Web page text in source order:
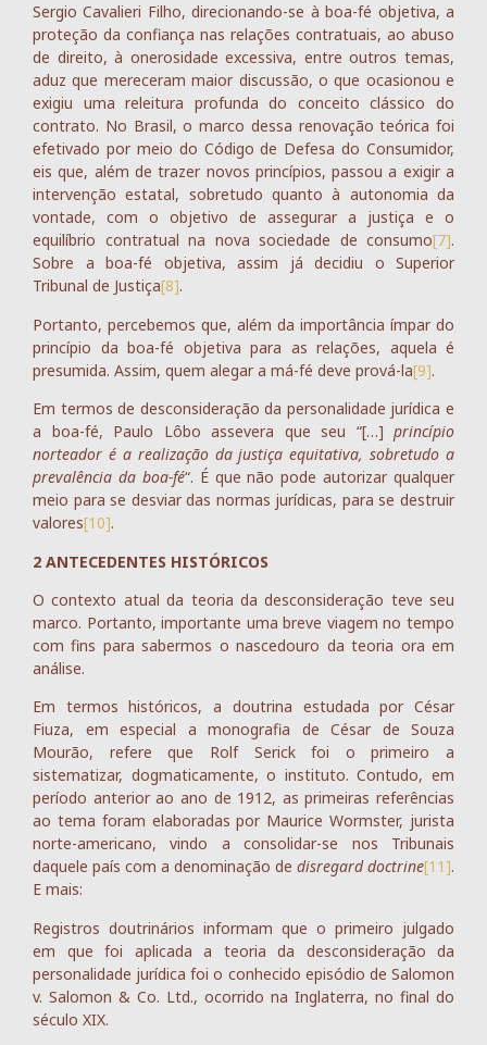
Sergio Cavalieri Filho, direcionando-se à boa-fé objetiva, a
proteção da confiança nas relações contratuais, ao abuso
de direito, à onerosidade excessiva, entre outros temas,
aduz que mereceram maior discussão, o que ocasionou e
exigiu uma releitura profunda do conceito clássico do
contrato. No Brasil, o marco dessa renovação teórica foi
efetivado por meio do Código de Defesa do Consumidor,
eis que, além de trazer novos princípios, passou a exigir a
intervenção estatal, sobretudo quanto à autonomia da
vontade, com o objetivo de assegurar a justiça e o
equilíbrio contratual na nova sociedade de consumo[7].
Sobre a boa-fé objetiva, assim já decidiu o Superior
Tribunal de Justiça[8].
Portanto, percebemos que, além da importância ímpar do
princípio da boa-fé objetiva para as relações, aquela é
presumida. Assim, quem alegar a má-fé deve prová-la[9].
Em termos de desconsideração da personalidade jurídica e
a boa-fé, Paulo Lôbo assevera que seu “[…] princípio
norteador é a realização da justiça equitativa, sobretudo a
prevalência da boa-fé“. É que não pode autorizar qualquer
meio para se desviar das normas jurídicas, para se destruir
valores[10].
2 ANTECEDENTES HISTÓRICOS
O contexto atual da teoria da desconsideração teve seu
marco. Portanto, importante uma breve viagem no tempo
com fins para sabermos o nascedouro da teoria ora em
análise.
Em termos históricos, a doutrina estudada por César
Fiuza, em especial a monografia de César de Souza
Mourão, refere que Rolf Serick foi o primeiro a
sistematizar, dogmaticamente, o instituto. Contudo, em
período anterior ao ano de 1912, as primeiras referências
ao tema foram elaboradas por Maurice Wormster, jurista
norte-americano, vindo a consolidar-se nos Tribunais
daquele país com a denominação de disregard doctrine[11].
E mais:
Registros doutrinários informam que o primeiro julgado
em que foi aplicada a teoria da desconsideração da
personalidade jurídica foi o conhecido episódio de Salomon
v. Salomon & Co. Ltd., ocorrido na Inglaterra, no final do
século XIX.